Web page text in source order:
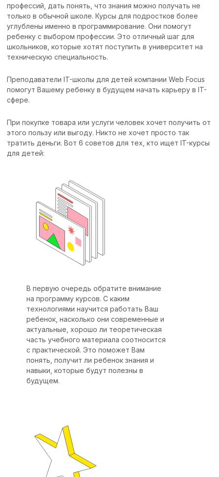
профессий, дать понять, что знания можно получать не
только в обычной школе. Курсы для подростков более
углублены именно в программирование. Они помогут
ребенку с выбором профессии. Это отличный шаг для
школьников, которые хотят поступить в университет на
техническую специальность.
Преподаватели IT-школы для детей компании Web Focus
помогут Вашему ребенку в будущем начать карьеру в IT-
сфере.
При покупке товара или услуги человек хочет получить от
этого пользу или выгоду. Никто не хочет просто так
тратить деньги. Вот 6 советов для тех, кто ищет IT-курсы
для детей:
В первую очередь обратите внимание
на программу курсов. С каким
технологиями научится работать Ваш
ребенок, насколько они современные и
актуальные, хорошо ли теоретическая
часть учебного материала соотносится
с практической. Это поможет Вам
понять, получит ли ребенок знания и
навыки, которые будут полезны в
будущем.